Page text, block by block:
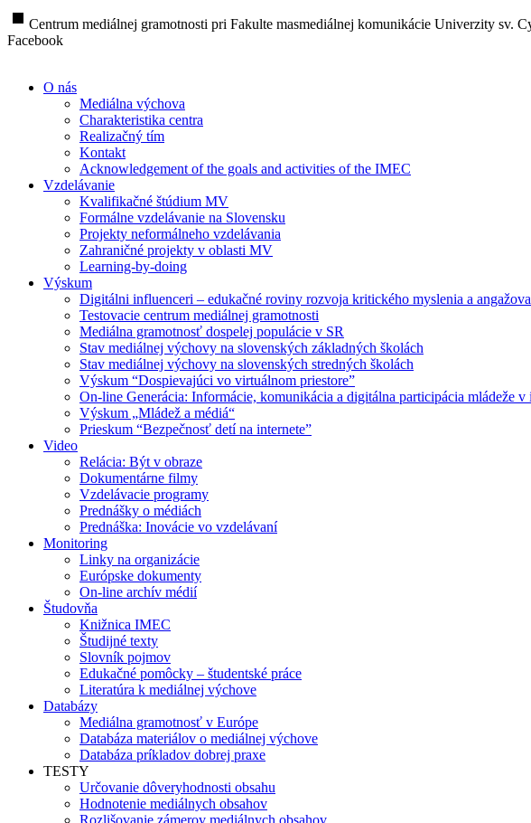
stop Centrum mediálnej gramotnosti pri Fakulte masmediálnej komunikácie Univerzity sv.
Facebook
O nás
Mediálna výchova
Charakteristika centra
Realizačný tím
Kontakt
Acknowledgement of the goals and activities of the IMEC
Vzdelávanie
Kvalifikačné štúdium MV
Formálne vzdelávanie na Slovensku
Projekty neformálneho vzdelávania
Zahraničné projekty v oblasti MV
Learning-by-doing
Výskum
Digitálni influenceri – edukačné roviny rozvoja kritického myslenia a
Testovacie centrum mediálnej gramotnosti
Mediálna gramotnosť dospelej populácie v SR
Stav mediálnej výchovy na slovenských základných školách
Stav mediálnej výchovy na slovenských stredných školách
Výskum “Dospievajúci vo virtuálnom priestore”
On-line Generácia: Informácie, komunikácia a digitálna participácia mládeže v
Výskum „Mládež a médiá“
Prieskum “Bezpečnosť detí na internete”
Video
Relácia: Být v obraze
Dokumentárne filmy
Vzdelávacie programy
Prednášky o médiách
Prednáška: Inovácie vo vzdelávaní
Monitoring
Linky na organizácie
Európske dokumenty
On-line archív médií
Študovňa
Knižnica IMEC
Študijné texty
Slovník pojmov
Edukačné pomôcky – študentské práce
Literatúra k mediálnej výchove
Databázy
Mediálna gramotnosť v Európe
Databáza materiálov o mediálnej výchove
Databáza príkladov dobrej praxe
TESTY
Určovanie dôveryhodnosti obsahu
Hodnotenie mediálnych obsahov
Rozlišovanie zámerov mediálnych obsahov